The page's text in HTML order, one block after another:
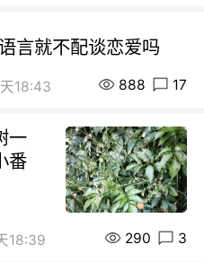
言就不配谈恋爱吗
18:43 888 17
一
番
18:39 290 3